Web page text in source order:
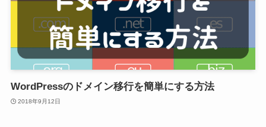
WordPressのドメイン移行を簡単にする方法
2018年9月12日